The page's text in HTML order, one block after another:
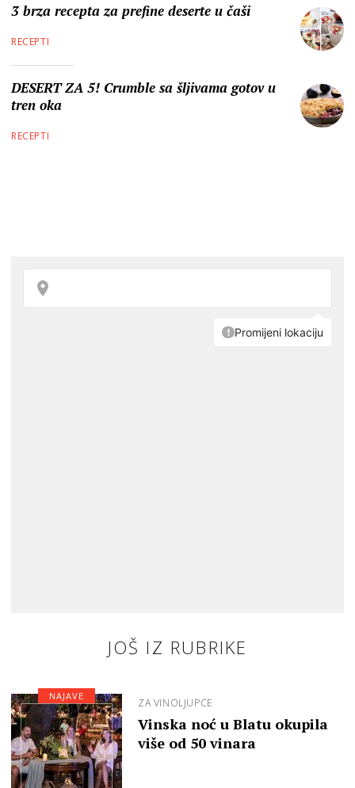
3 brza recepta za prefine deserte u čaši
RECEPTI
DESERT ZA 5! Crumble sa šljivama gotov u
tren oka
RECEPTI
JOŠ IZ RUBRIKE
ZA VINOLJUPCE
Vinska noć u Blatu okupila
više od 50 vinara
NAJAVE